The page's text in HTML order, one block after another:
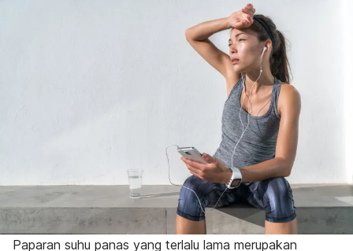
Paparan suhu panas yang terlalu lama merupakan